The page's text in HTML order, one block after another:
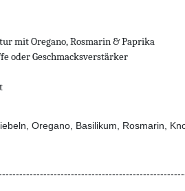
mit Oregano, Rosmarin & Paprika
oder Geschmacksverstärker
Oregano, Basilikum, Rosmarin,